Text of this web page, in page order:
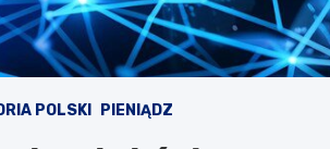
POLSKI PIENIĄDZ